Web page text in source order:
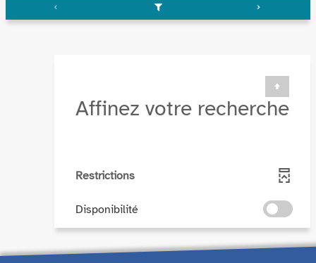
Affinez votre recherche
Restrictions
Disponibilité
-
ajouter